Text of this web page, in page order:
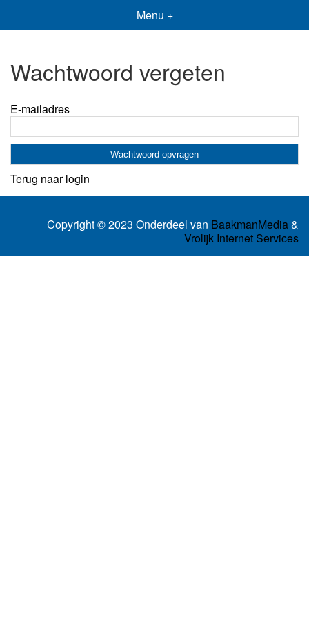
Menu +
Wachtwoord vergeten
E-mailadres
Terug naar login
Copyright © 2023 Onderdeel van BaakmanMedia&
Vrolijk Internet Services